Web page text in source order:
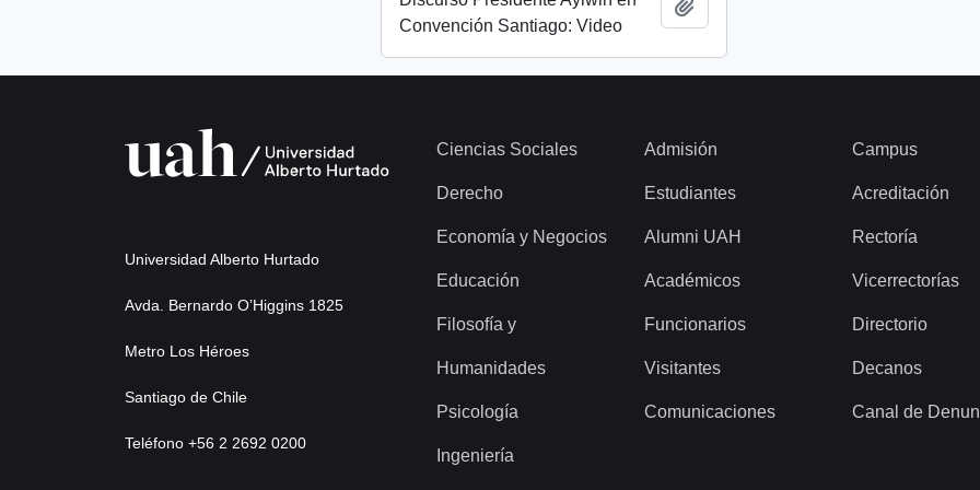
Convención Santiago: Video
Universidad Alberto Hurtado
Avda. Bernardo O’Higgins 1825
Metro Los Héroes
Santiago de Chile
Teléfono +56 2 2692 0200
Ciencias Sociales
Derecho
Economía y Negocios
Educación
Filosofía y
Humanidades
Psicología
Ingeniería
Admisión
Estudiantes
Alumni UAH
Académicos
Funcionarios
Visitantes
Comunicaciones
Campus
Acreditación
Rectoría
Vicerrectorías
Directorio
Decanos
Canal de